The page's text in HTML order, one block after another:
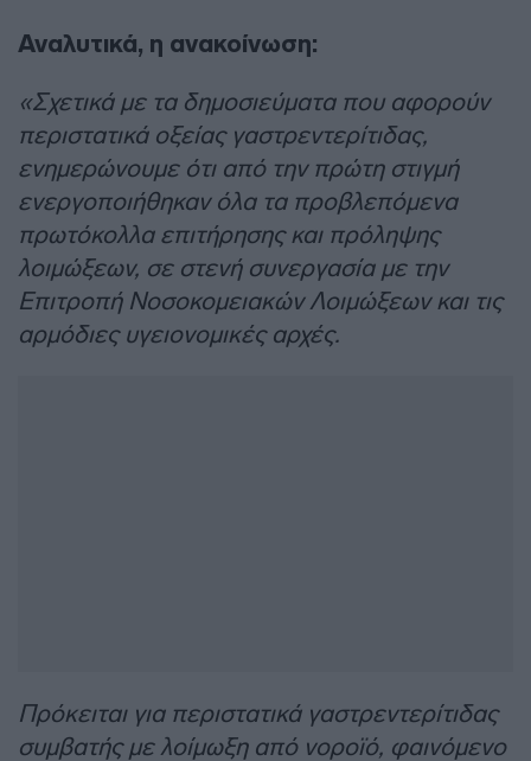
Αναλυτικά, η ανακοίνωση:
«Σχετικά με τα δημοσιεύματα που αφορούν
περιστατικά οξείας γαστρεντερίτιδας,
ενημερώνουμε ότι από την πρώτη στιγμή
ενεργοποιήθηκαν όλα τα προβλεπόμενα
πρωτόκολλα επιτήρησης και πρόληψης
λοιμώξεων, σε στενή συνεργασία με την
Επιτροπή Νοσοκομειακών Λοιμώξεων και τις
αρμόδιες υγειονομικές αρχές.
Πρόκειται για περιστατικά γαστρεντερίτιδας
συμβατής με λοίμωξη από νοροϊό, φαινόμενο